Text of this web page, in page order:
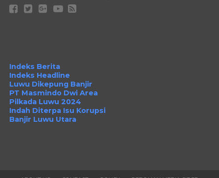
Indeks Berita
Indeks Headline
Luwu Dikepung Banjir
PT Masmindo Dwi Area
Pilkada Luwu 2024
Indah Diterpa Isu Korupsi
Banjir Luwu Utara